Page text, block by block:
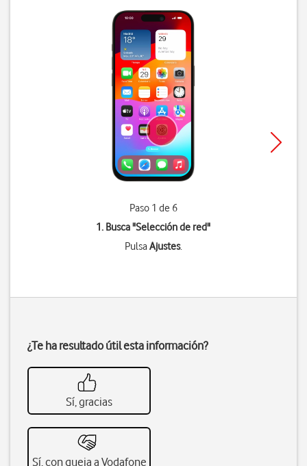
Paso 1 de 6
1. Busca "Selección de red"
PulsaAjustes.
¿Te ha resultado útil esta información?
Sí, gracias
Sí, con queja a Vodafone